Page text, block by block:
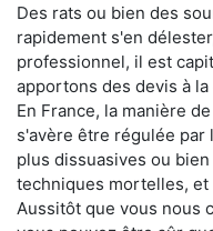
Des rats ou bien des
rapidement s'en
professionnel, il est
apportons des devis à
En France, la manière
s'avère être régulée par
plus dissuasives ou
techniques mortelles,
Aussitôt que vous nous